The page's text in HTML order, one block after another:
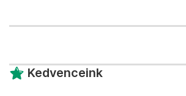
Kedvenceink